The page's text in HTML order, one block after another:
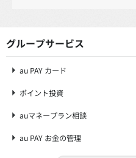
グループサービス
au PAY カード
ポイント投資
auマネープラン相談
au PAY お金の管理